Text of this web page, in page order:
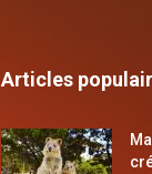
Articles